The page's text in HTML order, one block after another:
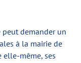
demander un
à la mairie de
elle-même, ses